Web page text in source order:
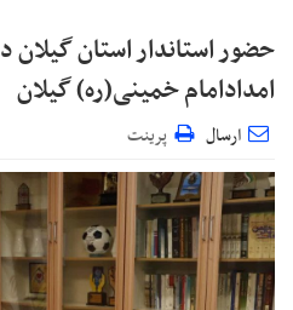
حضور استاندار استان گیلان
امدادامام خمینی(ره) گیلان
ارسال پرینت